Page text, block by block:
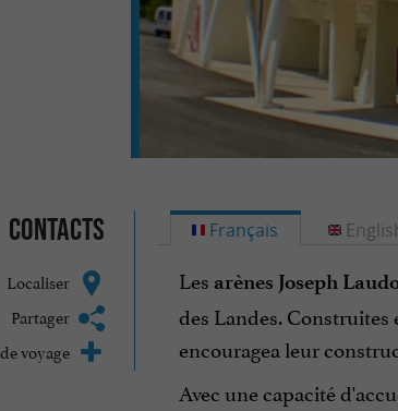
Contacts
Localiser
Partager
voyage
Français
Les arènes Joseph
des Landes. Construites
encouragea leur
Avec une capacité